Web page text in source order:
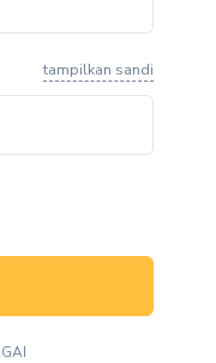
tampilkan sandi